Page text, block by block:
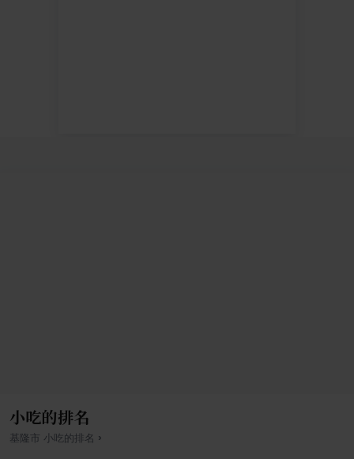
小吃的排名
基隆市 小吃 的排名 ›